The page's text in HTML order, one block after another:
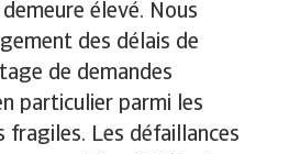
élevé. Nous
des délais de
de demandes
particulier parmi les
fragiles. Les défaillances